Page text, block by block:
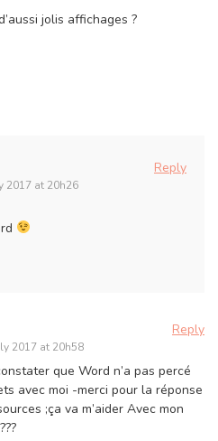
jolis affichages ?
2017 at 20h26
Reply
2017 at 20h58
Reply
que Word n’a pas percé
avec moi -merci pour la réponse
;ça va m’aider Avec mon